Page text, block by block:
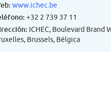
www.ichec.be
+32 2 739 37 11
ICHEC, Boulevard Brand
Brussels, Bélgica